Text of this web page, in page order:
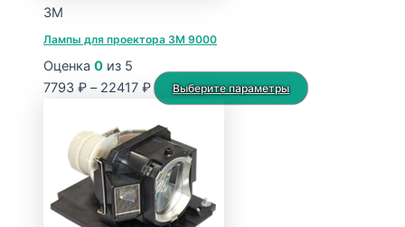
3M
Лампы для проектора 3M 9000
Оценка 0 из 5
7793 ₽ – 22417 ₽Диапазон
цен:
7793 ₽
–
22417 ₽
Выберите параметры
Этот